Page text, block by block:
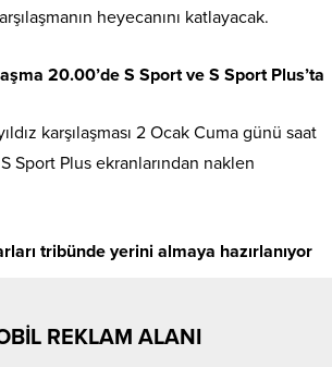
heyecanını katlayacak.
20.00’de S Sport ve S Sport Plus’ta
karşılaşması 2 Ocak Cuma günü saat
Sport Plus ekranlarından naklen
tribünde yerini almaya hazırlanıyor
REKLAM ALANI